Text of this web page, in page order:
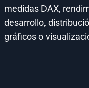
medidas DAX,
desarrollo,
gráficos o